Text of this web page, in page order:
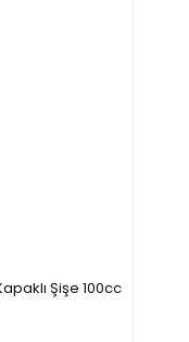
Şişe 100cc